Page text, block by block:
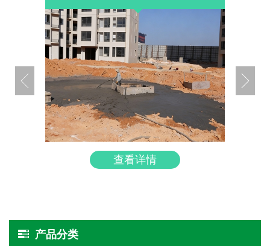
查看详情
产品分类